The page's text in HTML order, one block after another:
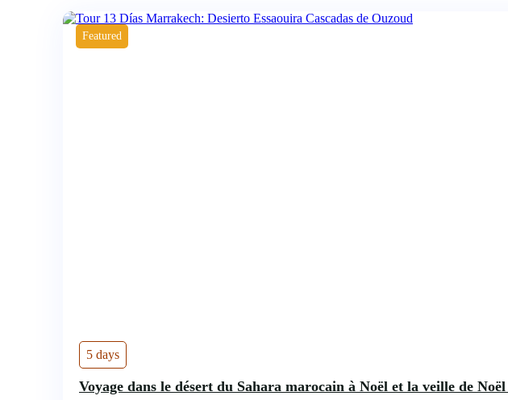
Featured
5 days
Voyage dans le désert du Sahara marocain à Noël et la veille de